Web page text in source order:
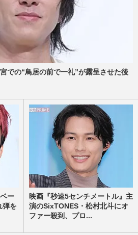
での“鳥居の前で一礼”が露呈させた後
ー
弾を
映画『秒速5センチメートル』主
演のSixTONES・松村北斗にオ
ファー殺到、プロ...